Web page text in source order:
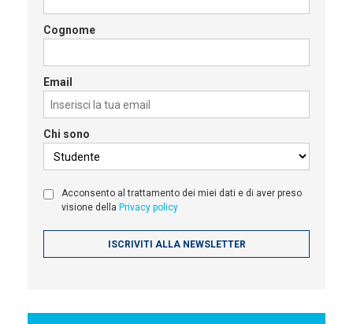
Cognome
Email
Chi sono
Acconsento al trattamento dei miei dati e di aver preso
visione della Privacy policy